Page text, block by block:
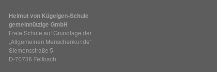
Helmut von Kügelgen-Schule
gemeinnützige GmbH
Freie Schule auf Grundlage der
„Allgemeinen Menschenkunde“
Siemensstraße 5
D-70736 Fellbach